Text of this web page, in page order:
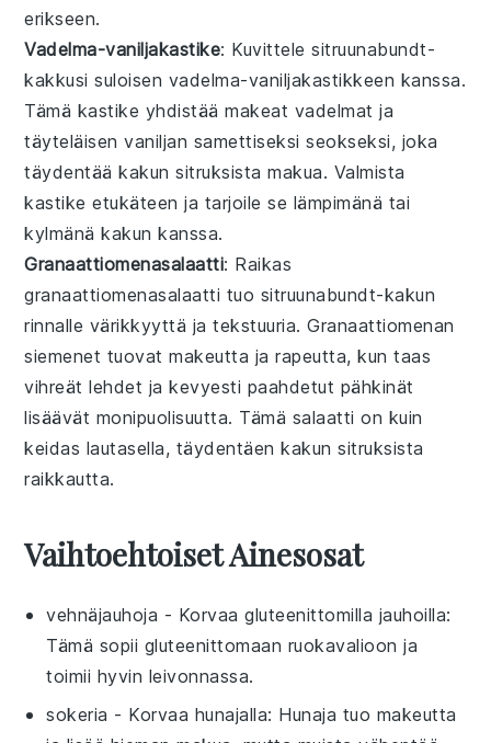
erikseen.
Vadelma-vaniljakastike: Kuvittelesitruunabundt-
kakkusisuloisen vadelma-vaniljakastikkeen kanssa.
Tämä kastike yhdistäämakeat vadelmat ja
täyteläisen vaniljan samettiseksi seokseksi, joka
täydentää kakunsitruksista makua. Valmista
kastike etukäteen ja tarjoile se lämpimänä tai
kylmänä kakun kanssa.
Granaattiomenasalaatti: Raikas
granaattiomenasalaatti tuo sitruunabundt-kakun
rinnalle värikkyyttä jatekstuuria.Granaattiomenan
siemenet tuovatmakeutta jarapeutta, kun taas
vihreät lehdet jakevyesti paahdetut pähkinät
lisäävät monipuolisuutta. Tämä salaatti on kuin
keidas lautasella, täydentäen kakunsitruksista
raikkautta.
Vaihtoehtoiset Ainesosat
vehnäjauhoja - Korvaagluteenittomilla jauhoilla:
Tämä sopii gluteenittomaan ruokavalioon ja
toimii hyvin leivonnassa.
sokeria - Korvaa hunajalla: Hunaja tuo makeutta